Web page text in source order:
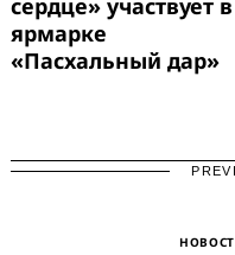
ярмарке
«Пасхальный дар»